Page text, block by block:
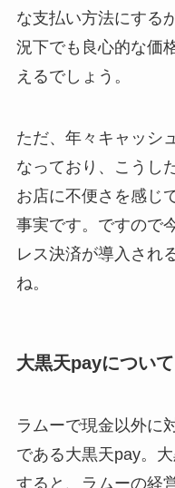
な支払い方法にする
況下でも良心的な価
えるでしょう。
ただ、年々キャッシ
なっており、こうし
お店に不便さを感じ
事実です。ですので
レス決済が導入され
ね。
大黒天payについて
ラムーで現金以外に
である大黒天pay。
すると、ラムーの経